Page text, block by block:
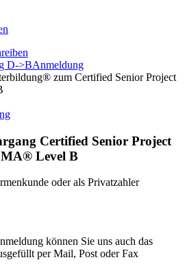
D->BAnmeldung
zum Certified Senior Project
Certified Senior Project
Level B
oder als Privatzahler
können Sie uns auch das
per Mail, Post oder Fax